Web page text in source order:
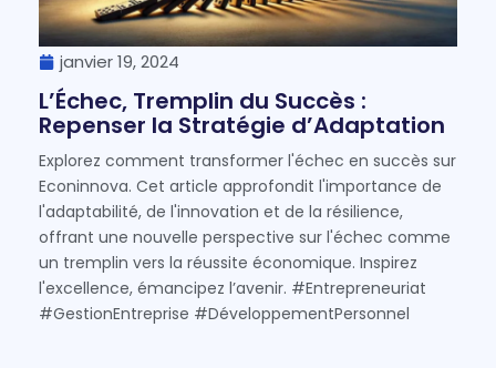
janvier 19, 2024
L’Échec, Tremplin du Succès :
Repenser la Stratégie d’Adaptation
Explorez comment transformer l'échec en succès sur
Econinnova. Cet article approfondit l'importance de
l'adaptabilité, de l'innovation et de la résilience,
offrant une nouvelle perspective sur l'échec comme
un tremplin vers la réussite économique. Inspirez
l'excellence, émancipez l’avenir. #Entrepreneuriat
#GestionEntreprise #DéveloppementPersonnel